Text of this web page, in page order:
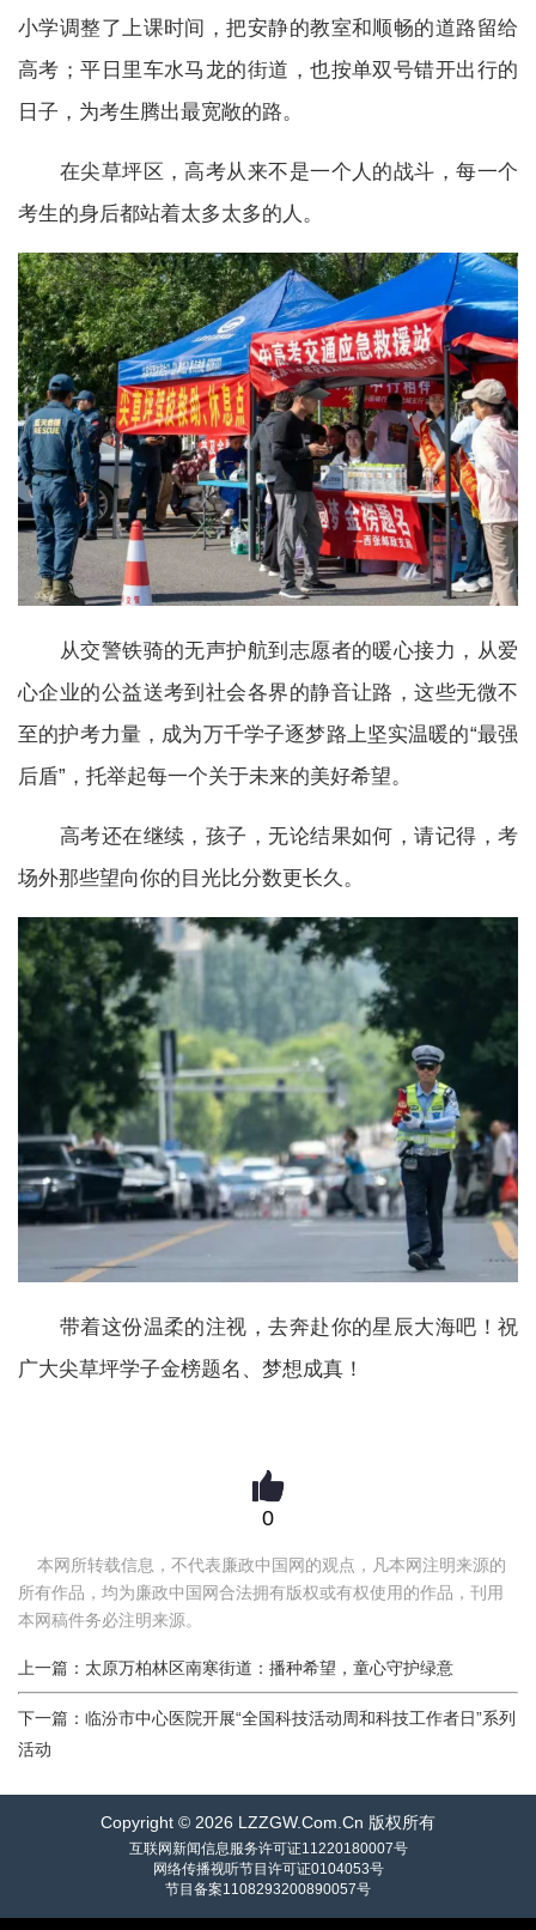
小学调整了上课时间，把安静的教室和顺畅的道路留给
高考；平日里车水马龙的街道，也按单双号错开出行的
日子，为考生腾出最宽敞的路。
在尖草坪区，高考从来不是一个人的战斗，每一个
考生的身后都站着太多太多的人。
从交警铁骑的无声护航到志愿者的暖心接力，从爱
心企业的公益送考到社会各界的静音让路，这些无微不
至的护考力量，成为万千学子逐梦路上坚实温暖的“最强
后盾”，托举起每一个关于未来的美好希望。
高考还在继续，孩子，无论结果如何，请记得，考
场外那些望向你的目光比分数更长久。
带着这份温柔的注视，去奔赴你的星辰大海吧！祝
广大尖草坪学子金榜题名、梦想成真！
0
本网所转载信息，不代表廉政中国网的观点，凡本网注明来源的
所有作品，均为廉政中国网合法拥有版权或有权使用的作品，刊用
本网稿件务必注明来源。
上一篇：太原万柏林区南寒街道：播种希望，童心守护绿意
下一篇：临汾市中心医院开展“全国科技活动周和科技工作者日”系列
活动
Copyright © 2026 LZZGW.Com.Cn 版权所有
互联网新闻信息服务许可证11220180007号
网络传播视听节目许可证0104053号
节目备案1108293200890057号